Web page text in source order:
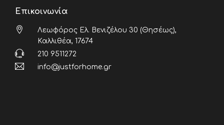
Επικοινωνία
Λεωφόρος Ελ. Βενιζέλου 30 (Θησέως),
Καλλιθέα, 17674
210 9511272
info@justforhome.gr